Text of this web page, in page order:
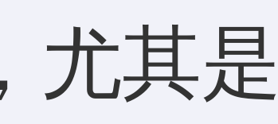
尤其